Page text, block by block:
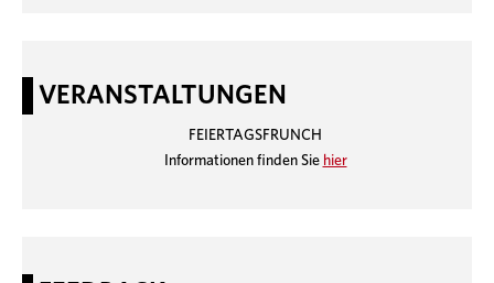
VERANSTALTUNGEN
FEIERTAGSFRUNCH
Informationen finden Sie hier